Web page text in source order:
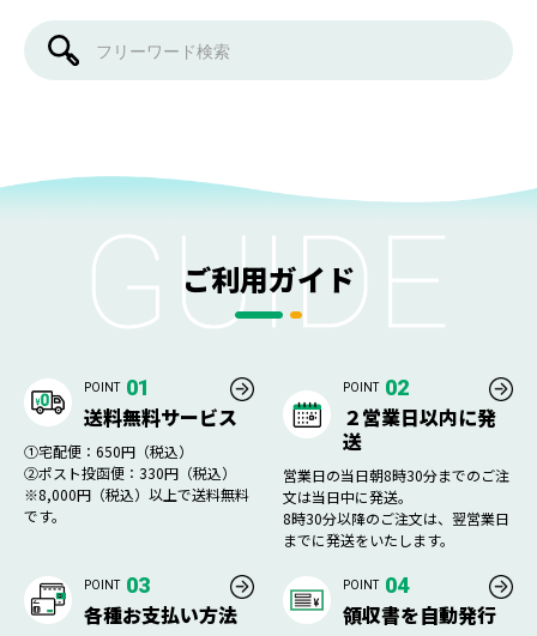
ご利用ガイド
POINT 01
送料無料サービス
①宅配便：650円（税込）
②ポスト投函便：330円（税込）
※8,000円（税込）以上で送料無料
です。
POINT 02
２営業日以内に発
送
営業日の当日朝8時30分までのご注
文は当日中に発送。
8時30分以降のご注文は、翌営業日
までに発送をいたします。
POINT 03
各種お支払い方法
POINT 04
領収書を自動発行